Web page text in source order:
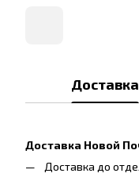
Доставка
Доставка Новой
Доставка до